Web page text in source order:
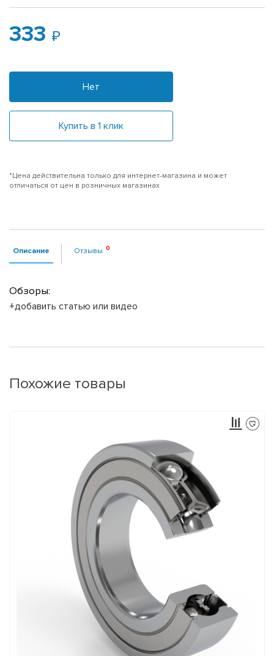
333
Нет
Купить в 1 клик
*Цена действительна только для интернет-магазина и может
отличаться от цен в розничных магазинах
Описание Отзывы
Обзоры:
+добавить статью или видео
Похожие товары